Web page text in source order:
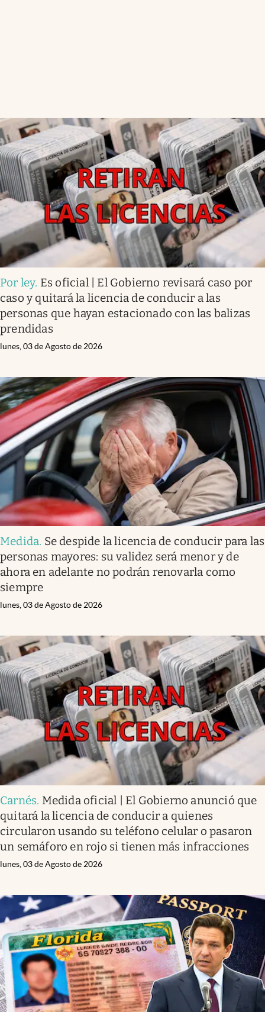
Por ley. Es oficial | El Gobierno revisará caso por
caso y quitará la licencia de conducir a las
personas que hayan estacionado con las balizas
prendidas
lunes, 03 de Agosto de 2026
Medida. Se despide la licencia de conducir para las
personas mayores: su validez será menor y de
ahora en adelante no podrán renovarla como
siempre
lunes, 03 de Agosto de 2026
Carnés. Medida oficial | El Gobierno anunció que
quitará la licencia de conducir a quienes
circularon usando su teléfono celular o pasaron
un semáforo en rojo si tienen más infracciones
lunes, 03 de Agosto de 2026